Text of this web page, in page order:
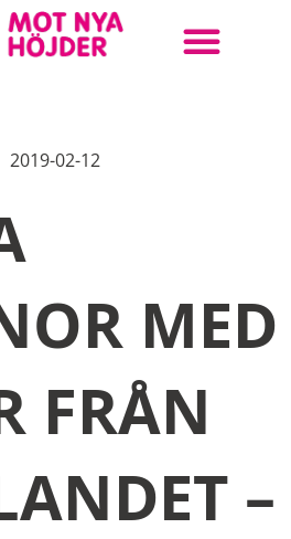
2019-02-12
MED
FRÅN
–